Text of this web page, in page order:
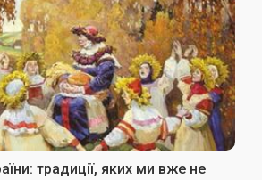
традиції, яких ми вже не